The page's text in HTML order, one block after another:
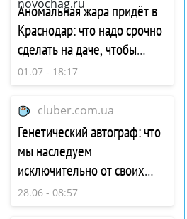
Аномальная жара придёт в
Краснодар: что надо срочно
сделать на даче, чтобы
урожай не сгорел
01.07 - 18:17
cluber.com.ua
Генетический автограф: что
мы наследуем
исключительно от своих
отцов
28.06 - 08:57